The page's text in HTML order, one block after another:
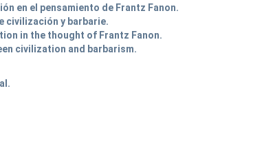
en el pensamiento de Frantz Fanon.
civilización y barbarie.
in the thought of Frantz Fanon.
civilization and barbarism.